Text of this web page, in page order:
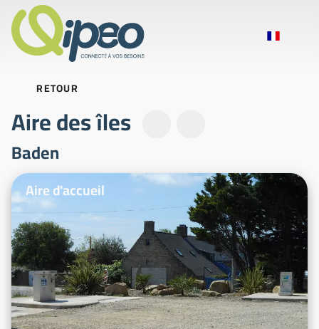
RETOUR
Aire des îles
Baden
Photos d'illustration
Aire d'accueil